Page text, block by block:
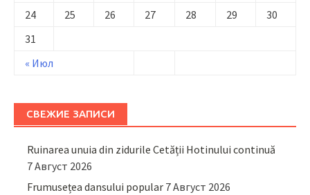
« Июл
24
25 26 27 28 29
30
31
СВЕЖИЕ ЗАПИСИ
Ruinarea unuia din zidurile Cetății Hotinului continuă
7 Август 2026
Frumusețea dansului popular 7 Август 2026